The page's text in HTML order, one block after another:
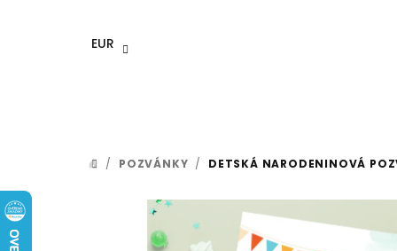
EUR
DOMOV
/ POZVÁNKY / DETSKÁ NARODENINOVÁ